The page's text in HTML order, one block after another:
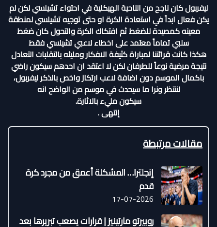
ليفربول كان ناجح من الناحية الهيكلية في احتواء تشيلسي لكن لم
يكن فعال ابداً في استعادة الكرة او حتى توجيه تشيلسي لمنطقة
معينه كمصيدة للضغط ثم افتكاك الكرة والتحول كان ضغط
سلبي تماماً معتمد على اخطاء لاعبي تشيلسي فقط
هكذا كانت قرائتنا لمباراة كثيفة الافكار ومليئه بالتقلبات التعادل
نتيجة مرضية نوعاً للطرفان لكن لا اعتقد ان احدهم سيكون راضي
باكمال الموسم دون اضافة لاعب ارتكاز واخص بالذكر ليفربول،
لننتظر ونرا ما سيحدث في موسم من الواضح انه
سيكون مليء بالاثارة.
إنتهى .
مقالات مرتبطة
إنجلترا… المشكلة أعمق من مجرد كرة
قدم
17-07-2026
روبيرتو مارتينيز | قرارات يصعب تبريرها بعد